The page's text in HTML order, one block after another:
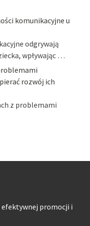
komunikacyjne u
odgrywają
wpływając …
rozwój ich
z problemami
efektywnej promocji i